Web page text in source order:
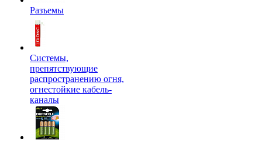
Разъемы
Системы,
препятствующие
распространению огня,
огнестойкие кабель-
каналы